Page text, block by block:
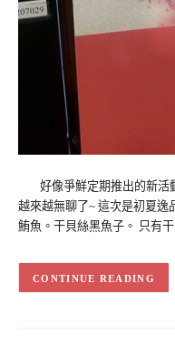
好像爭鮮定期推出的新活
越來越無聊了~ 這次是初夏逸
鮪魚。干貝絲黑魚子。 只有
CONTINUE READING